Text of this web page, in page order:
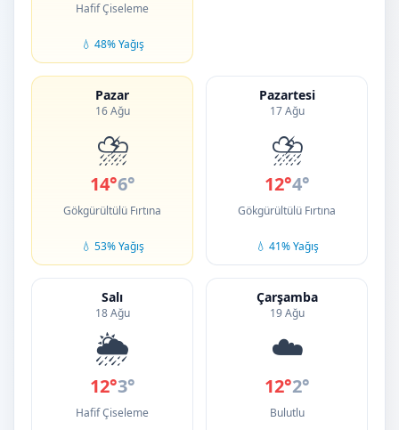
Hafif Çiseleme
💧 48% Yağış
Pazar
16 Ağu
⛈️
14°6°
Gökgürültülü Fırtına
💧 53% Yağış
Pazartesi
17 Ağu
⛈️
12°4°
Gökgürültülü Fırtına
💧 41% Yağış
Salı
18 Ağu
🌦️
12°3°
Hafif Çiseleme
Çarşamba
19 Ağu
☁️
12°2°
Bulutlu